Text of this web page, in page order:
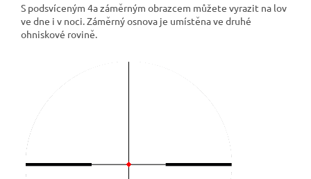
S podsvíceným 4a záměrným obrazcem můžete vyrazit na lov
ve dne i v noci. Záměrný osnova je umístěna ve druhé
ohniskové rovině.